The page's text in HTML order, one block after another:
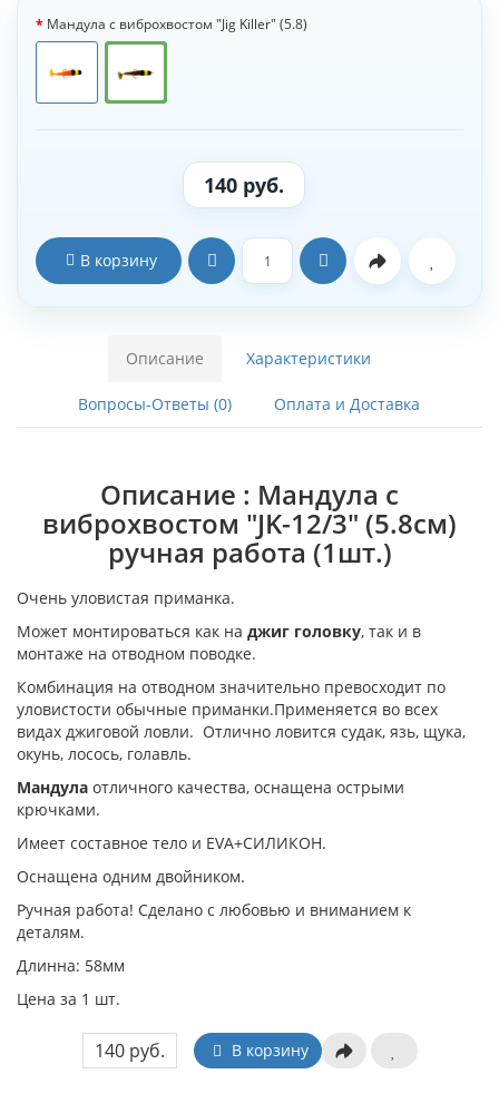
Мандула с виброхвостом "Jig Killer" (5.8)
140 руб.
В корзину
Описание Характеристики
Вопросы-Ответы (0) Оплата и Доставка
Описание : Мандула с
виброхвостом "JK-12/3" (5.8см)
ручная работа (1шт.)
Очень уловистая приманка.
Может монтироваться как на джиг головку, так и в
монтаже на отводном поводке.
Комбинация на отводном значительно превосходит по
уловистости обычные приманки.Применяется во всех
видах джиговой ловли. Отлично ловится судак, язь, щука,
окунь, лосось, голавль.
Мандула отличного качества, оснащена острыми
крючками.
Имеет составное тело и EVA+СИЛИКОН.
Оснащена одним двойником.
Ручная работа! Сделано с любовью и вниманием к
деталям.
Длинна: 58мм
Цена за 1 шт.
140 руб. В корзину